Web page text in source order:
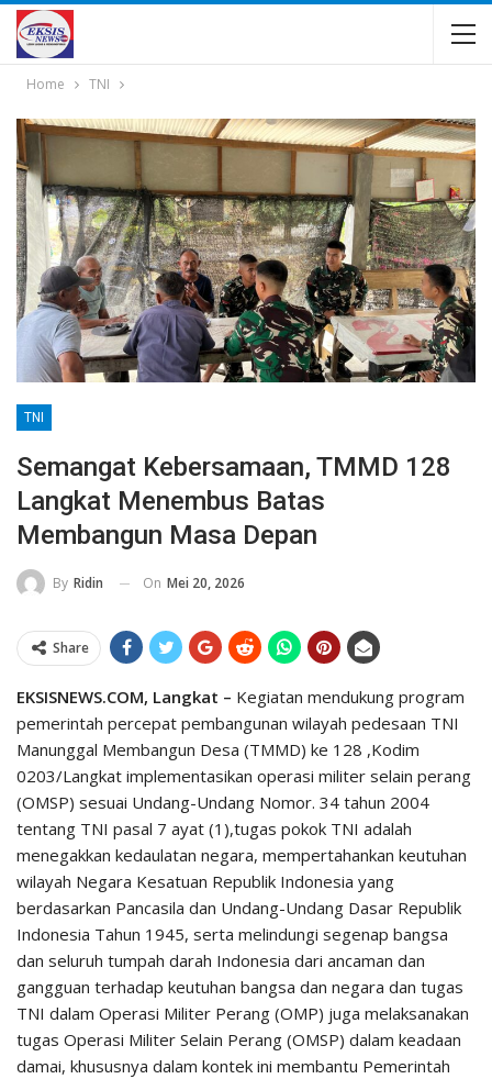
Home TNI
TNI
Semangat Kebersamaan, TMMD 128
Langkat Menembus Batas
Membangun Masa Depan
By Ridin On Mei 20, 2026
Share
EKSISNEWS.COM, Langkat – Kegiatan mendukung program
pemerintah percepat pembangunan wilayah pedesaan TNI
Manunggal Membangun Desa (TMMD) ke 128 ,Kodim
0203/Langkat implementasikan operasi militer selain perang
(OMSP) sesuai Undang-Undang Nomor. 34 tahun 2004
tentang TNI pasal 7 ayat (1),tugas pokok TNI adalah
menegakkan kedaulatan negara, mempertahankan keutuhan
wilayah Negara Kesatuan Republik Indonesia yang
berdasarkan Pancasila dan Undang-Undang Dasar Republik
Indonesia Tahun 1945, serta melindungi segenap bangsa
dan seluruh tumpah darah Indonesia dari ancaman dan
gangguan terhadap keutuhan bangsa dan negara dan tugas
TNI dalam Operasi Militer Perang (OMP) juga melaksanakan
tugas Operasi Militer Selain Perang (OMSP) dalam keadaan
damai, khususnya dalam kontek ini membantu Pemerintah